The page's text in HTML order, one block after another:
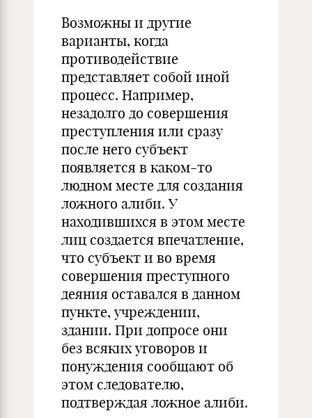
Возможны и другие
варианты, когда
противодействие
представляет собой иной
процесс. Например,
незадолго до совершения
преступления или сразу
после него субъект
появляется в каком-то
людном месте для создания
ложного алиби. У
находившихся в этом месте
лиц создается впечатление,
что субъект и во время
совершения преступного
деяния оставался в данном
пункте, учреждении,
здании. При допросе они
без всяких уговоров и
понуждения сообщают об
этом следователю,
подтверждая ложное алиби.